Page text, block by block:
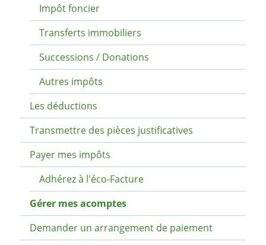
Impôt foncier
Transferts immobiliers
Successions / Donations
Autres impôts
Les déductions
Transmettre des pièces justificatives
Payer mes impôts
Adhérez à l'éco-Facture
Gérer mes acomptes
Demander un arrangement de paiement